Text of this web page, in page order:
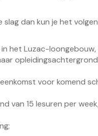
slag dan kun je het
in het Luzac-loongebouw,
voor komend
van 15 lesuren per